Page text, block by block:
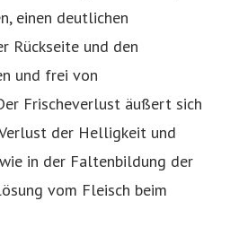
einen deutlichen
Rückseite und den
und frei von
Frischeverlust äußert sich
der Helligkeit und
in der Faltenbildung der
vom Fleisch beim